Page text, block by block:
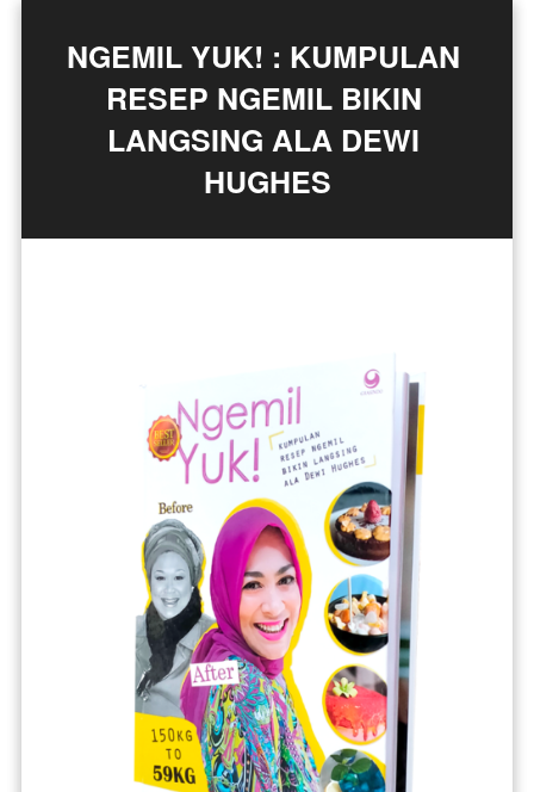
NGEMIL YUK! : KUMPULAN
RESEP NGEMIL BIKIN
LANGSING ALA DEWI
HUGHES